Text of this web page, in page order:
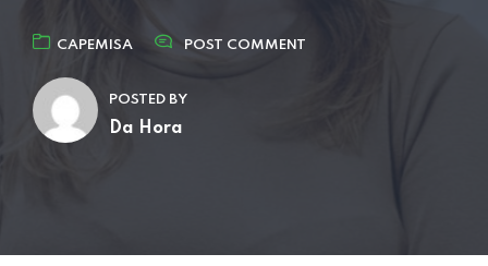
CAPEMISA POST COMMENT
POSTED BY
Da Hora